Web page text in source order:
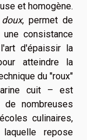
et homogène.
, permet de
consistance
d'épaissir la
atteindre la
du "roux"
cuit – est
nombreuses
culinaires,
repose